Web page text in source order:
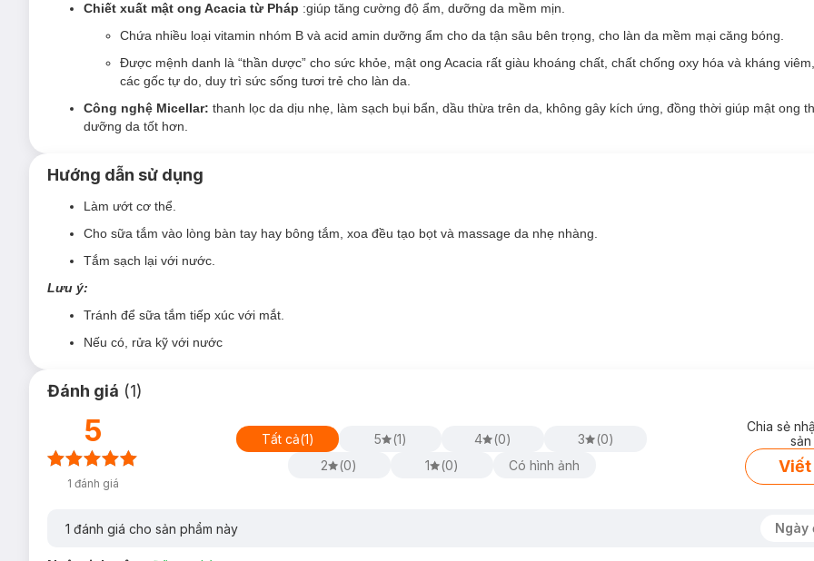
Chiết xuất mật ong Acacia từ Pháp :giúp tăng cường độ ẩm, dưỡng da mềm mịn.
Chứa nhiều loại vitamin nhóm B và acid amin dưỡng ẩm cho da tận sâu bên trọng, cho làn da mềm mại căng bóng.
Được mệnh danh là “thần dược” cho sức khỏe, mật ong Acacia rất giàu khoáng chất, chất chống oxy hóa và kháng
các gốc tự do, duy trì sức sống tươi trẻ cho làn da.
Công nghệ Micellar: thanh lọc da dịu nhẹ, làm sạch bụi bẩn, dầu thừa trên da, không gây kích ứng, đồng thời giúp mật ong
dưỡng da tốt hơn.
Hướng dẫn sử dụng
Làm ướt cơ thể.
Cho sữa tắm vào lòng bàn tay hay bông tắm, xoa đều tạo bọt và massage da nhẹ nhàng.
Tắm sạch lại với nước.
Lưu ý:
Tránh để sữa tắm tiếp xúc với mắt.
Nếu có, rửa kỹ với nước
Đánh giá (1)
5
1 đánh giá
Tất cả(1) 5 (1) 4 (0) 3 (0)
2
(0) 1 (0) Có hình ảnh
Chia sẻ
Viết
1 đánh giá cho sản phẩm này Ngày